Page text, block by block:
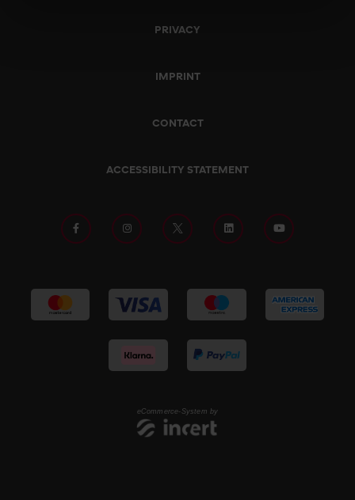
PRIVACY
IMPRINT
CONTACT
ACCESSIBILITY STATEMENT
eCommerce-System by